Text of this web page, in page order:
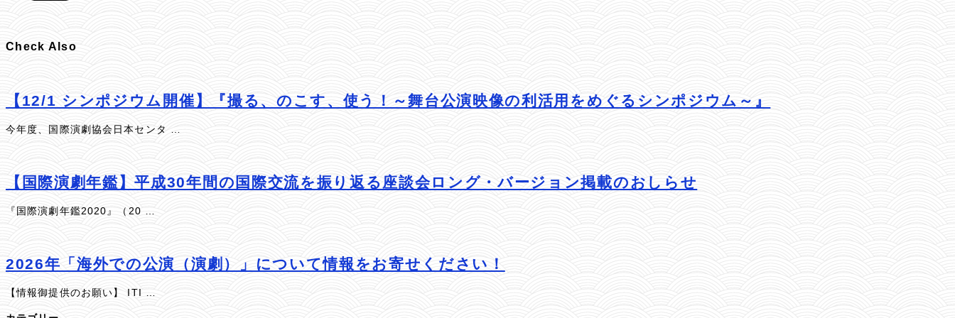
Check Also
【12/1 シンポジウム開催】『撮る、のこす、使う！～舞台公演映像の利活用をめぐるシンポジウム～』
今年度、国際演劇協会日本センタ …
【国際演劇年鑑】平成30年間の国際交流を振り返る座談会ロング・バージョン掲載のおしらせ
『国際演劇年鑑2020』（20 …
2026年「海外での公演（演劇）」について情報をお寄せください！
【情報御提供のお願い】 ITI …